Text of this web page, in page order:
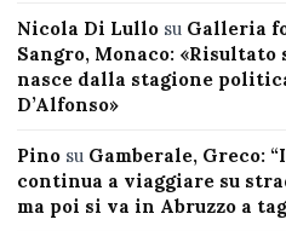
Nicola Di Lullosu Galleria
Sangro, Monaco:
nasce dalla stagione
D’Alfonso»
Pinosu Gamberale, Greco:
continua a viaggiare su
ma poi si va in Abruzzo a